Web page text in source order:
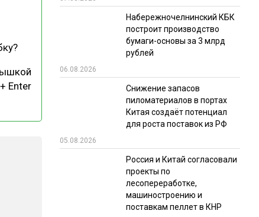
ИТОГИ МЕРОПРИЯТИЙ
Enter
Набережночелнинский КБК
построит производство
бумаги-основы за 3 млрд
рублей
06.08.2026
Снижение запасов
пиломатериалов в портах
Китая создаёт потенциал
для роста поставок из РФ
05.08.2026
Россия и Китай согласовали
проекты по
лесопереработке,
машиностроению и
поставкам пеллет в КНР